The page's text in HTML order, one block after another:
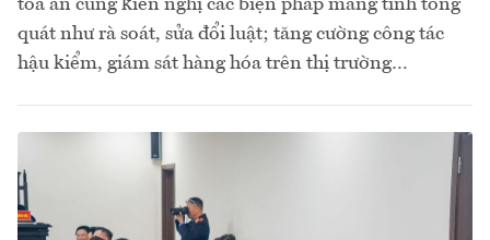
tòa án cũng kiến nghị các biện pháp mang tính tổng
quát như rà soát, sửa đổi luật; tăng cường công tác
hậu kiểm, giám sát hàng hóa trên thị trường…